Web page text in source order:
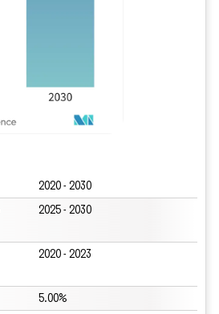
2020 - 2030
2025 - 2030
2020 - 2023
5.00%